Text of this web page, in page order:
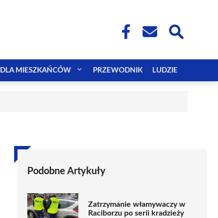
DLA MIESZKAŃCÓW PRZEWODNIK LUDZIE
Podobne Artykuły
Zatrzymanie włamywaczy w
Raciborzu po serii kradzieży